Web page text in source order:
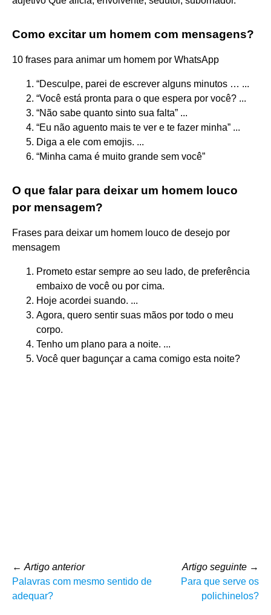
Como excitar um homem com mensagens?
10 frases para animar um homem por WhatsApp
“Desculpe, parei de escrever alguns minutos … ...
“Você está pronta para o que espera por você? ...
“Não sabe quanto sinto sua falta” ...
“Eu não aguento mais te ver e te fazer minha” ...
Diga a ele com emojis. ...
“Minha cama é muito grande sem você”
O que falar para deixar um homem louco
por mensagem?
Frases para deixar um homem louco de desejo por
mensagem
Prometo estar sempre ao seu lado, de preferência
embaixo de você ou por cima.
Hoje acordei suando. ...
Agora, quero sentir suas mãos por todo o meu
corpo.
Tenho um plano para a noite. ...
Você quer bagunçar a cama comigo esta noite?
← Artigo anterior
Palavras com mesmo sentido de
adequar?
Artigo seguinte →
Para que serve os
polichinelos?